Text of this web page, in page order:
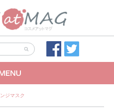
ジマスク